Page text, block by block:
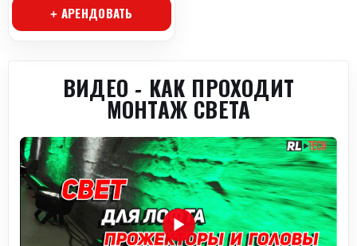
+ АРЕНДОВАТЬ
ВИДЕО - КАК ПРОХОДИТ
МОНТАЖ СВЕТА